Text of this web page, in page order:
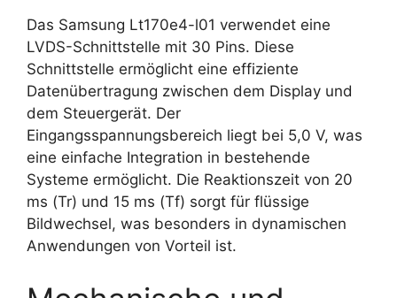
Das Samsung Lt170e4-l01 verwendet eine
LVDS-Schnittstelle mit 30 Pins. Diese
Schnittstelle ermöglicht eine effiziente
Datenübertragung zwischen dem Display und
dem Steuergerät. Der
Eingangsspannungsbereich liegt bei 5,0 V, was
eine einfache Integration in bestehende
Systeme ermöglicht. Die Reaktionszeit von 20
ms (Tr) und 15 ms (Tf) sorgt für flüssige
Bildwechsel, was besonders in dynamischen
Anwendungen von Vorteil ist.